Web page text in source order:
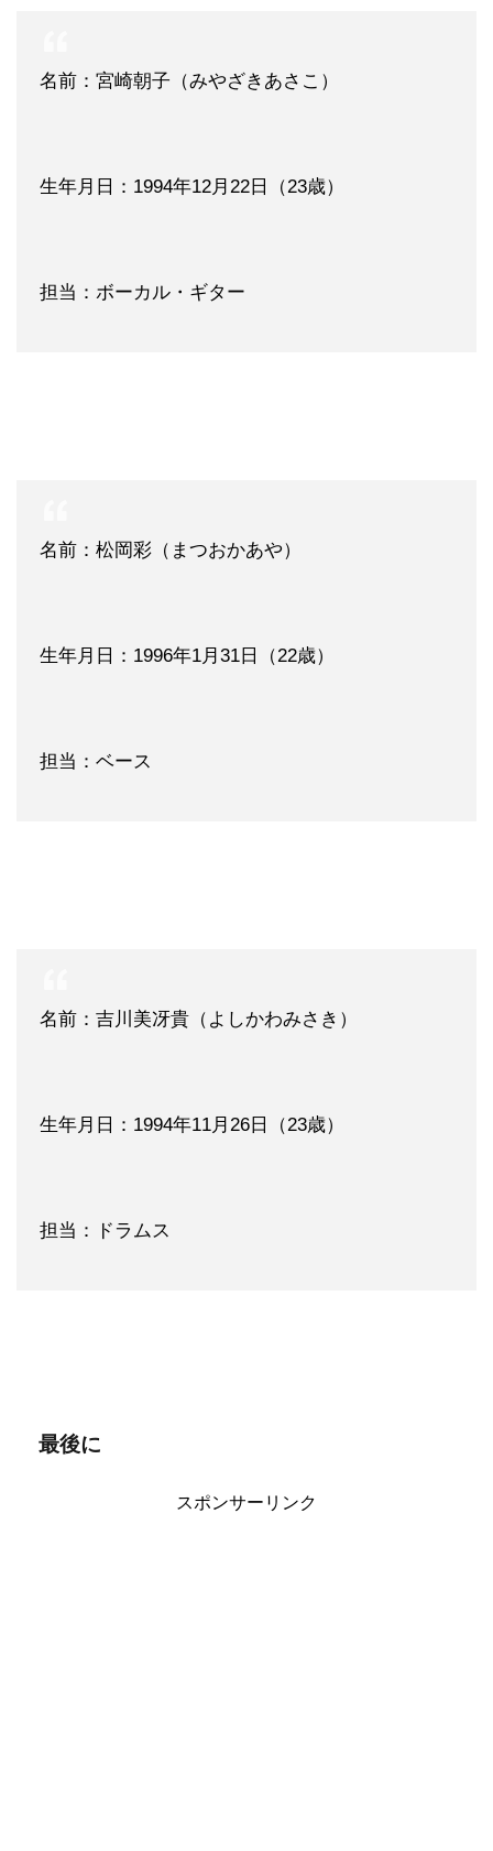
名前：宮崎朝子（みやざきあさこ）
生年月日：1994年12月22日（23歳）
担当：ボーカル・ギター
名前：松岡彩（まつおかあや）
生年月日：1996年1月31日（22歳）
担当：ベース
名前：吉川美冴貴（よしかわみさき）
生年月日：1994年11月26日（23歳）
担当：ドラムス
最後に
スポンサーリンク